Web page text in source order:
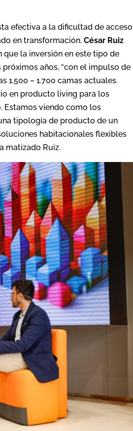
efectiva a la dificultad de acceso
en transformación.César Ruiz
que la inversión en este tipo de
años, “con el impulso de
1.500 – 1.700 camas actuales.
en producto living para los
Estamos viendo como los
tipología de producto de un
habitacionales flexibles
matizado Ruiz.